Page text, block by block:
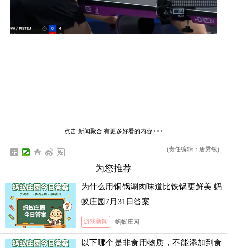
点击 新闻聚合有更多好看的内容>>>
(责任编辑：唐秀敏)
为您推荐
为什么用铜锅涮肉味道比铁锅更鲜美 蚂
蚁庄园7月31日答案
游戏新闻 蚂蚁庄园
以下哪个是非食用物质，不能添加到食